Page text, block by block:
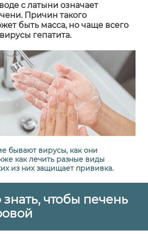
с латыни означает
Причин такого
быть масса, но чаще всего
гепатита.
бывают вирусы, как они
как лечить разные виды
из них защищает прививка.
чтобы печень